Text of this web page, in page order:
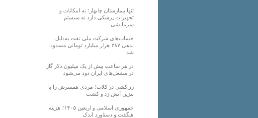
تنها بیمارستان چابهار؛ نه امکانات و
تجهیزات پزشکی دارد نه سیستم
سرمایشی
حساب‌های شرکت ملی نفت به‌دلیل
بدهی ۲۸۷ هزار میلیارد تومانی مسدود
شد
در هر ساعت بیش از یک میلیون دلار گاز
در مشعل‌های ایران دود می‌شود
زن‌کشی در کلات؛ مردی همسرش را با
بنزین آتش زد و کشت
جمهوری اسلامی و اربعین ۱۴۰۵؛ هزینه
هنگفت و دستاورد اندک